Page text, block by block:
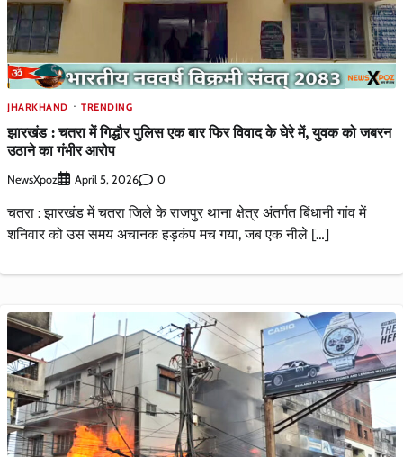
JHARKHAND TRENDING
झारखंड : चतरा में गिद्धौर पुलिस एक बार फिर विवाद के घेरे में, युवक को जबरन
उठाने का गंभीर आरोप
NewsXpoz April 5, 2026 0
चतरा : झारखंड में चतरा जिले के राजपुर थाना क्षेत्र अंतर्गत बिंधानी गांव में
शनिवार को उस समय अचानक हड़कंप मच गया, जब एक नीले […]